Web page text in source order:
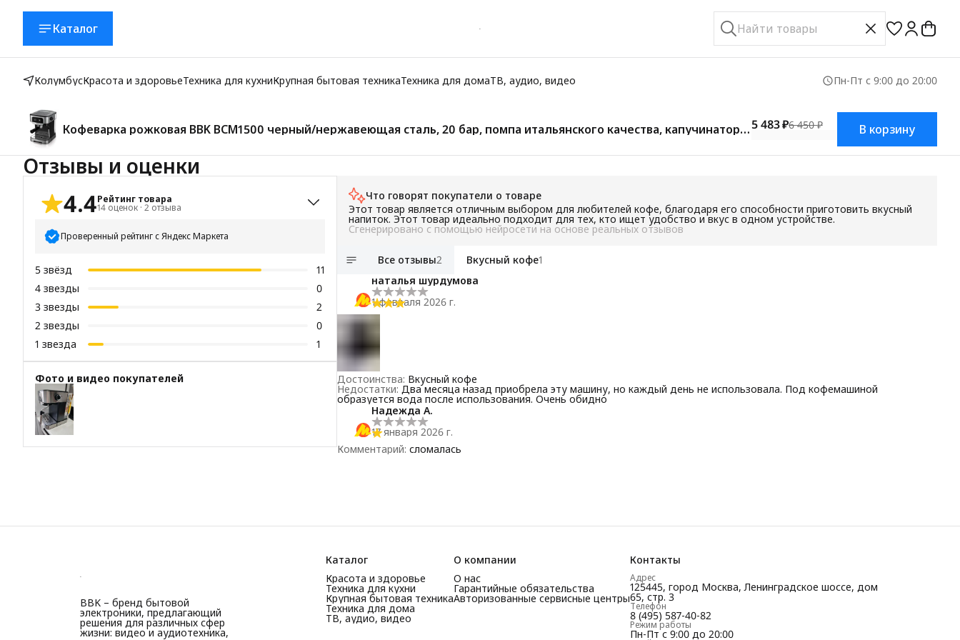
Каталог
КолумбусКрасота и здоровьеТехника для кухниКрупная бытовая техникаТехника для домаТВ, аудио, видео Пн-Пт с 9:00 до 20:00
Кофеварка рожковая BBK BCM1500 черный/нержавеющая сталь, 20 бар, помпа итальянского качества, капучинатор, 5 483 ₽6 450 ₽ В корзину
Отзывы и оценки
4.4Рейтинг товара
14 оценок · 2 отзыва
Проверенный рейтинг с Яндекс Маркета
5 звёзд
11
4 звезды
0
3 звезды
2
2 звезды
0
1 звезда 1
Фото и видео покупателей
Что говорят покупатели о товаре
Этот товар является отличным выбором для любителей кофе, благодаря его способности приготовить вкусный
напиток. Этот товар идеально подходит для тех, кто ищет удобство и вкус в одном устройстве.
Сгенерировано с помощью нейросети на основе реальных отзывов
Все отзывы2 Вкусный кофе1
наталья шурдумова
1 февраля 2026 г.
Достоинства: Вкусный кофе
Недостатки: Два месяца назад приобрела эту машину, но каждый день не использовала. Под кофемашиной
образуется вода после использования. Очень обидно
Надежда А.
17 января 2026 г.
Комментарий: сломалась
BBK – бренд бытовой
электроники, предлагающий
решения для различных сфер
жизни: видео и аудиотехника,
Каталог
Красота и здоровье
Техника для кухни
Крупная бытовая техника
Техника для дома
ТВ, аудио, видео
О компании
О нас
Гарантийные обязательства
Авторизованные сервисные центры
Контакты
Адрес
125445, город Москва, Ленинградское шоссе, дом
65, стр. 3
Телефон
8 (495) 587-40-82
Режим работы
Пн-Пт с 9:00 до 20:00